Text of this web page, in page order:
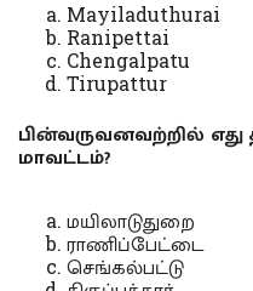
Mayiladuthurai
Ranipettai
Chengalpatu
Tirupattur
பின்வருவனவற்றில் எது
மாவட்டம்?
மயிலாடுதுறை
ராணிப்பேட்டை
செங்கல்பட்டு